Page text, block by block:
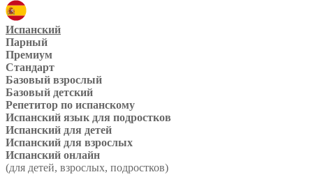
Испанский
Парный
Премиум
Стандарт
Базовый взрослый
Базовый детский
Репетитор по испанскому
Испанский язык для подростков
Испанский для детей
Испанский для взрослых
Испанский онлайн
(для детей, взрослых, подростков)